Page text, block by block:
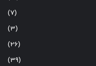
(7)
(3)
(26)
(39)